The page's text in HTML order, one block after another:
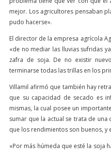
mejor. Los agricultores pensaban
pudo hacerse».
El director de la empresa agrícola
«de no mediar las lluvias sufridas
zafra de soja. De no existir
terminarse todas las trillas en los
Villamil afirmó que también hay
que su capacidad de secado es
mismas, la cual posee un
sumar que la actual se trata de una
que los rendimientos son buenos, y
«Por más húmeda que esté la soja